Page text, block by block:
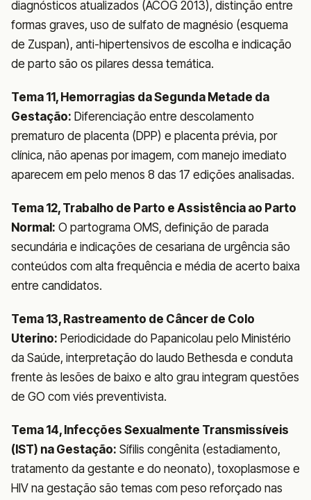
diagnósticos atualizados (ACOG 2013), distinção entre
formas graves, uso de sulfato de magnésio (esquema
de Zuspan), anti-hipertensivos de escolha e indicação
de parto são os pilares dessa temática.
Tema 11, Hemorragias da Segunda Metade da
Gestação: Diferenciação entre descolamento
prematuro de placenta (DPP) e placenta prévia, por
clínica, não apenas por imagem, com manejo imediato
aparecem em pelo menos 8 das 17 edições analisadas.
Tema 12, Trabalho de Parto e Assistência ao Parto
Normal: O partograma OMS, definição de parada
secundária e indicações de cesariana de urgência são
conteúdos com alta frequência e média de acerto baixa
entre candidatos.
Tema 13, Rastreamento de Câncer de Colo
Uterino: Periodicidade do Papanicolau pelo Ministério
da Saúde, interpretação do laudo Bethesda e conduta
frente às lesões de baixo e alto grau integram questões
de GO com viés preventivista.
Tema 14, Infecções Sexualmente Transmissíveis
(IST) na Gestação: Sífilis congênita (estadiamento,
tratamento da gestante e do neonato), toxoplasmose e
HIV na gestação são temas com peso reforçado nas